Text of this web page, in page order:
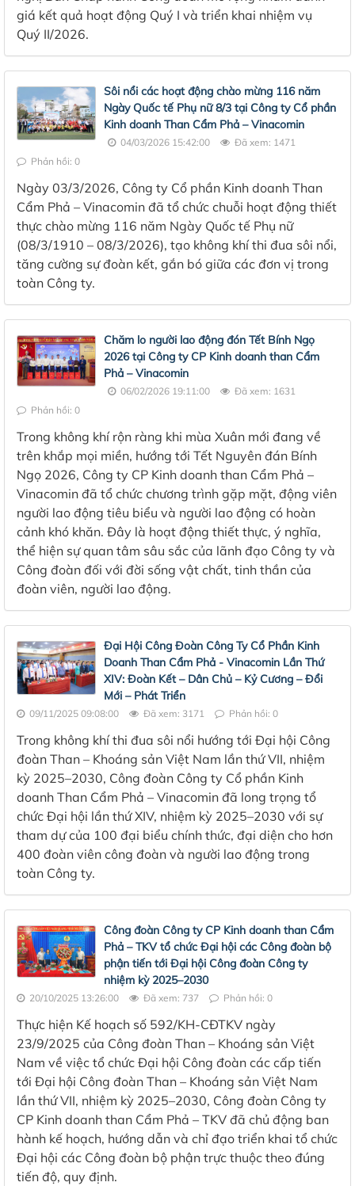
giá kết quả hoạt động Quý I và triển khai nhiệm vụ
Quý II/2026.
Sôi nổi các hoạt động chào mừng 116 năm
Ngày Quốc tế Phụ nữ 8/3 tại Công ty Cổ phần
Kinh doanh Than Cẩm Phả – Vinacomin
04/03/2026 15:42:00
Đã xem: 1471
Phản hồi: 0
Ngày 03/3/2026, Công ty Cổ phần Kinh doanh Than
Cẩm Phả – Vinacomin đã tổ chức chuỗi hoạt động thiết
thực chào mừng 116 năm Ngày Quốc tế Phụ nữ
(08/3/1910 – 08/3/2026), tạo không khí thi đua sôi nổi,
tăng cường sự đoàn kết, gắn bó giữa các đơn vị trong
toàn Công ty.
Chăm lo người lao động đón Tết Bính Ngọ
2026 tại Công ty CP Kinh doanh than Cẩm
Phả – Vinacomin
06/02/2026 19:11:00
Đã xem: 1631
Phản hồi: 0
Trong không khí rộn ràng khi mùa Xuân mới đang về
trên khắp mọi miền, hướng tới Tết Nguyên đán Bính
Ngọ 2026, Công ty CP Kinh doanh than Cẩm Phả –
Vinacomin đã tổ chức chương trình gặp mặt, động viên
người lao động tiêu biểu và người lao động có hoàn
cảnh khó khăn. Đây là hoạt động thiết thực, ý nghĩa,
thể hiện sự quan tâm sâu sắc của lãnh đạo Công ty và
Công đoàn đối với đời sống vật chất, tinh thần của
đoàn viên, người lao động.
Đại Hội Công Đoàn Công Ty Cổ Phần Kinh
Doanh Than Cẩm Phả - Vinacomin Lần Thứ
XIV: Đoàn Kết – Dân Chủ – Kỷ Cương – Đổi
Mới – Phát Triển
09/11/2025 09:08:00 Đã xem: 3171 Phản hồi: 0
Trong không khí thi đua sôi nổi hướng tới Đại hội Công
đoàn Than – Khoáng sản Việt Nam lần thứ VII, nhiệm
kỳ 2025–2030, Công đoàn Công ty Cổ phần Kinh
doanh Than Cẩm Phả – Vinacomin đã long trọng tổ
chức Đại hội lần thứ XIV, nhiệm kỳ 2025–2030 với sự
tham dự của 100 đại biểu chính thức, đại diện cho hơn
400 đoàn viên công đoàn và người lao động trong
toàn Công ty.
Công đoàn Công ty CP Kinh doanh than Cẩm
Phả – TKV tổ chức Đại hội các Công đoàn bộ
phận tiến tới Đại hội Công đoàn Công ty
nhiệm kỳ 2025–2030
20/10/2025 13:26:00 Đã xem: 737 Phản hồi: 0
Thực hiện Kế hoạch số 592/KH-CĐTKV ngày
23/9/2025 của Công đoàn Than – Khoáng sản Việt
Nam về việc tổ chức Đại hội Công đoàn các cấp tiến
tới Đại hội Công đoàn Than – Khoáng sản Việt Nam
lần thứ VII, nhiệm kỳ 2025–2030, Công đoàn Công ty
CP Kinh doanh than Cẩm Phả – TKV đã chủ động ban
hành kế hoạch, hướng dẫn và chỉ đạo triển khai tổ chức
Đại hội các Công đoàn bộ phận trực thuộc theo đúng
tiến độ, quy định.